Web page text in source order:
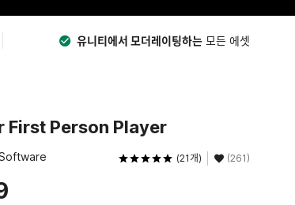
유니티에서 모더레이팅하는 모든 에셋
First Person Player
(21개) (261)